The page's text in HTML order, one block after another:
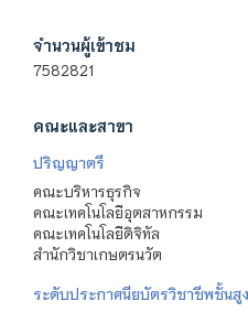
จำนวนผู้เข้าชม
7582821
คณะและสาขา
ปริญญาตรี
คณะบริหารธุรกิจ
คณะเทคโนโลยีอุตสาหกรรม
คณะเทคโนโลยีดิจิทัล
สำนักวิชาเกษตรนวัต
ระดับประกาศนียบัตรวิชาชีพชั้นสู